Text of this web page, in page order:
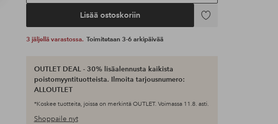
Lisää ostoskoriin
Lisää
3 jäljellä varastossa. Toimitetaan 3-6 arkipäivää
OUTLET DEAL - 30% lisäalennusta kaikista
poistomyyntituotteista. Ilmoita tarjousnumero:
ALLOUTLET
*Koskee tuotteita, joissa on merkintä OUTLET. Voimassa 11.8. asti.
Shoppaile nyt